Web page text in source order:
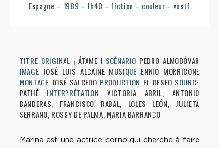
Espagne – 1989 – 1h40 – fiction – couleur – vostf
TITRE ORIGINAL ¡ ÁTAME ! SCÉNARIO PEDRO ALMODÓVAR
IMAGE JOSÉ LUIS ALCAINE MUSIQUE ENNIO MORRICONE
MONTAGE JOSÉ SALCEDO PRODUCTION EL DESEO SOURCE
PATHÉ INTERPRÉTATION
VICTORIA ABRIL, ANTONIO
BANDERAS, FRANCISCO RABAL, LOLES LEÓN, JULIETA
SERRANO, ROSSY DE PALMA, MARÍA BARRANCO
Marina est une actrice porno qui cherche à faire